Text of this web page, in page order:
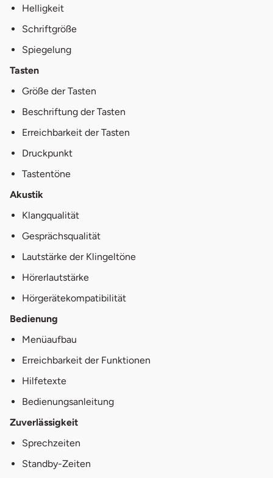
Helligkeit
Schriftgröße
Spiegelung
Tasten
Größe der Tasten
Beschriftung der Tasten
Erreichbarkeit der Tasten
Druckpunkt
Tastentöne
Akustik
Klangqualität
Gesprächsqualität
Lautstärke der Klingeltöne
Hörerlautstärke
Hörgerätekompatibilität
Bedienung
Menüaufbau
Erreichbarkeit der Funktionen
Hilfetexte
Bedienungsanleitung
Zuverlässigkeit
Sprechzeiten
Standby-Zeiten